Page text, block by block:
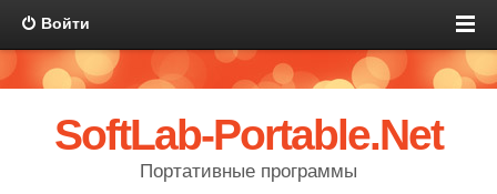
Войти
SoftLab-Portable.Net
Портативные программы